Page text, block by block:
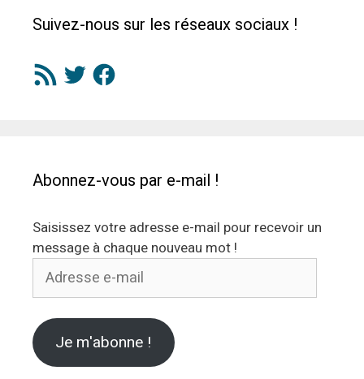
Suivez-nous sur les réseaux sociaux !
Flux
RSS
TwitterFacebook
Abonnez-vous par e-mail !
Saisissez votre adresse e-mail pour recevoir un
message à chaque nouveau mot !
Adresse
Je m'abonne !